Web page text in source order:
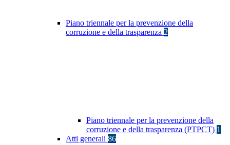
Piano triennale per la prevenzione della
corruzione e della trasparenza 2
Piano triennale per la prevenzione della
corruzione e della trasparenza (PTPCT) 1
Atti generali 86